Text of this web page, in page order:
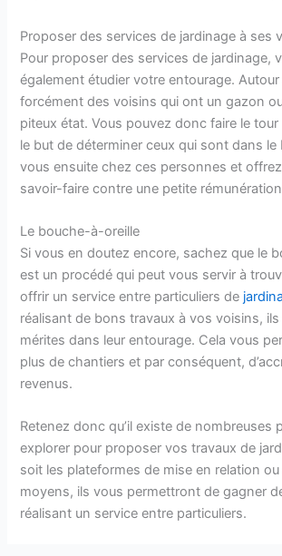
Proposer des services de jardinage à ses
Pour proposer des services de jardinage,
également étudier votre entourage.
forcément des voisins qui ont un gazon
piteux état. Vous pouvez donc faire le
le but de déterminer ceux qui sont dans le
vous ensuite chez ces personnes et
savoir-faire contre une petite
Le bouche-à-oreille
Si vous en doutez encore, sachez que le
est un procédé qui peut vous servir à
offrir un service entre particuliers de
réalisant de bons travaux à vos voisins,
mérites dans leur entourage. Cela vous
plus de chantiers et par conséquent,
revenus.
Retenez donc qu’il existe de nombreuses
explorer pour proposer vos travaux de
soit les plateformes de mise en relation ou
moyens, ils vous permettront de gagner
réalisant un service entre particuliers.